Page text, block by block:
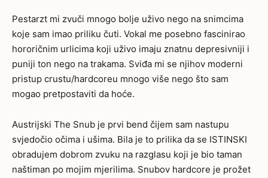
Pestarzt mi zvuči mnogo bolje uživo nego na snimcima
koje sam imao priliku čuti. Vokal me posebno fascinirao
hororičnim urlicima koji uživo imaju znatnu depresivniji i
puniji ton nego na trakama. Sviđa mi se njihov moderni
pristup crustu/hardcoreu mnogo više nego što sam
mogao pretpostaviti da hoće.
Austrijski The Snub je prvi bend čijem sam nastupu
svjedočio očima i ušima. Bila je to prilika da se ISTINSKI
obradujem dobrom zvuku na razglasu koji je bio taman
naštiman po mojim mjerilima. Snubov hardcore je prožet